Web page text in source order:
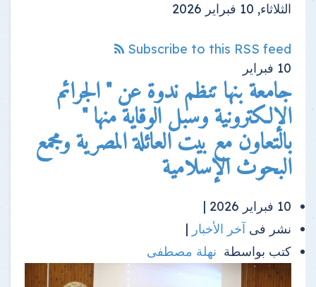
الثلاثاء, 10 فبراير 2026
Subscribe to this RSS feed
10 فبراير
جامعة بنها تنظم ندوة عن " الجرائم
الإلكترونية وسبل الوقاية منها "
بالتعاون مع بيت العائلة المصرية ومجمع
البحوث الإسلامية
10 فبراير 2026 |
نشر فى آخر الأخبار |
كتب بواسطة نهلة مصطفى